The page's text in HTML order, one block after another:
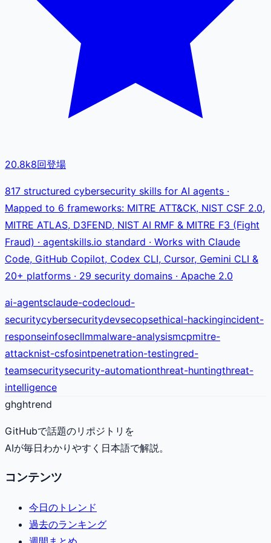
20.8k8回登場
817 structured cybersecurity skills for AI agents ·
Mapped to 6 frameworks: MITRE ATT&CK, NIST CSF 2.0,
MITRE ATLAS, D3FEND, NIST AI RMF & MITRE F3 (Fight
Fraud) · agentskills.io standard · Works with Claude
Code, GitHub Copilot, Codex CLI, Cursor, Gemini CLI &
20+ platforms · 29 security domains · Apache 2.0
ai-agentsclaude-codecloud-
securitycybersecuritydevsecopsethical-hackingincident-
responseinfosecllmmalware-analysismcpmitre-
attacknist-csfosintpenetration-testingred-
teamsecuritysecurity-automationthreat-huntingthreat-
intelligence
ghghtrend
GitHubで話題のリポジトリを
AIが毎日わかりやすく日本語で解説。
コンテンツ
今日のトレンド
過去のランキング